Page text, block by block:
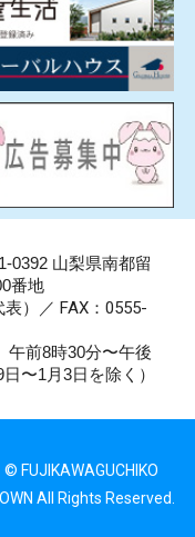
0392 山梨県南都留
番地
表）／ FAX：0555-
前8時30分〜午後
〜1月3日を除く）
© FUJIKAWAGUCHIKO
All Rights Reserved.